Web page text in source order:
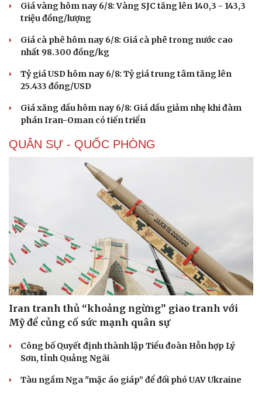
Sức khỏe
Dinh dưỡng - món ngon
Cây thuốc
Sản phụ khoa
Đời sống
Nhà đẹp
Tình yêu - Gia đình
Giá vàng hôm nay 6/8: Vàng SJC tăng lên 140,3 - 143,3
triệu đồng/lượng
Giá cà phê hôm nay 6/8: Giá cà phê trong nước cao
nhất 98.300 đồng/kg
Tỷ giá USD hôm nay 6/8: Tỷ giá trung tâm tăng lên
25.433 đồng/USD
Giá xăng dầu hôm nay 6/8: Giá dầu giảm nhẹ khi đàm
phán Iran-Oman có tiến triển
QUÂN SỰ - QUỐC PHÒNG
Iran tranh thủ “khoảng ngừng” giao tranh với
Mỹ để củng cố sức mạnh quân sự
Công bố Quyết định thành lập Tiểu đoàn Hỗn hợp Lý
Sơn, tỉnh Quảng Ngãi
Tàu ngầm Nga "mặc áo giáp” để đối phó UAV Ukraine